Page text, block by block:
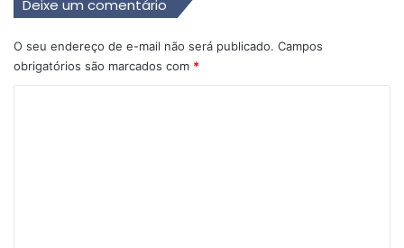
Deixe um comentário
O seu endereço de e-mail não será publicado. Campos
obrigatórios são marcados com *